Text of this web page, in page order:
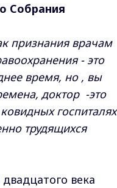
Собрания
признания врачам
- это
время, но , вы
доктор -это
госпиталях
трудящихся
века